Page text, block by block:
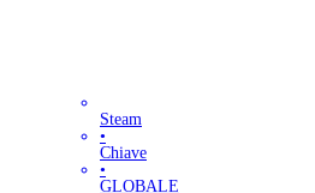
Steam
•
Chiave
•
GLOBALE